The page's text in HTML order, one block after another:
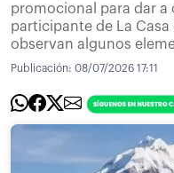
promocional para dar a
participante de La
observan algunos
Publicación: 08/07/2026 17:11